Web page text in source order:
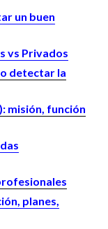
un buen
vs Privados
detectar la
misión, función
planes,